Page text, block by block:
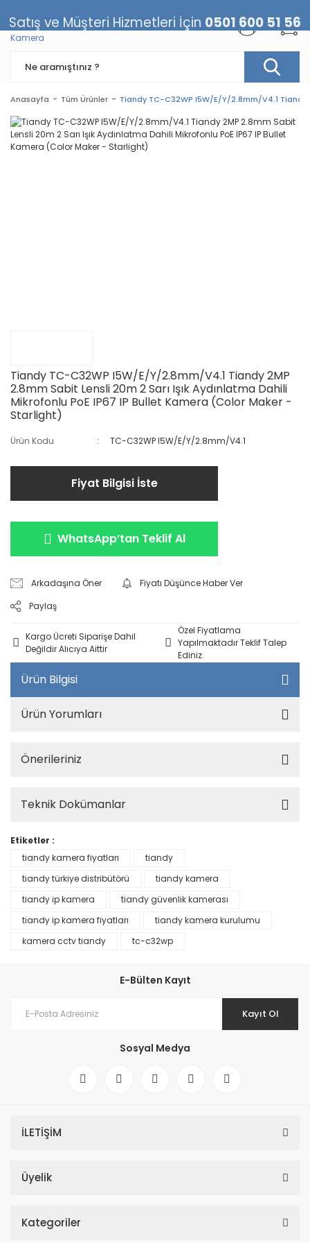
Anasayfa Tüm Ürünler Tiandy TC-C32WP I5W/E/Y/2.8mm/V4.1
Tiandy TC-C32WP I5W/E/Y/2.8mm/V4.1 Tiandy 2MP
2.8mm Sabit Lensli 20m 2 Sarı Işık Aydınlatma Dahili
Mikrofonlu PoE IP67 IP Bullet Kamera (Color Maker -
Starlight)
Ürün Kodu TC-C32WP I5W/E/Y/2.8mm/V4.1
Fiyat Bilgisi İste
WhatsApp’tan Teklif Al
Arkadaşına Öner
Fiyatı Düşünce Haber Ver
Paylaş
Kargo Ücreti Siparişe Dahil
Değildir Alıcıya Aittir
Özel Fiyatlama
Yapılmaktadır Teklif Talep
Ediniz.
Ürün Bilgisi
Ürün Yorumları
Önerileriniz
Teknik Dokümanlar
Etiketler :
tiandy kamera fiyatları
tiandy
tiandy türkiye distribütörü
tiandy kamera
tiandy ip kamera
tiandy güvenlik kamerası
tiandy ip kamera fiyatları
tiandy kamera kurulumu
kamera cctv tiandy
tc-c32wp
E-Bülten Kayıt
Kayıt Ol
Sosyal Medya
İLETİŞİM
Üyelik
Kategoriler
Satış ve Müşteri Hizmetleri İçin 0501 600 51 56